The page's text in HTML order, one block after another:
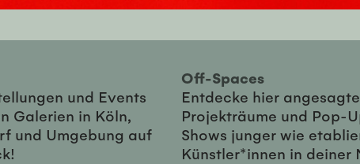
und Events
Galerien in Köln,
und Umgebung auf
Off-Spaces
Entdecke hier angesagte
Projekträume und Pop-
Shows junger wie
Künstler*innen in deiner